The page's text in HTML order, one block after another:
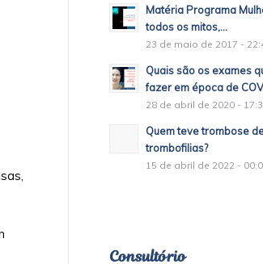
Matéria Programa
todos os mitos,...
23 de maio de 2017 -
Quais são os exames
fazer em época de
28 de abril de 2020 -
Quem teve trombose
trombofilias?
15 de abril de 2022 -
Consultório